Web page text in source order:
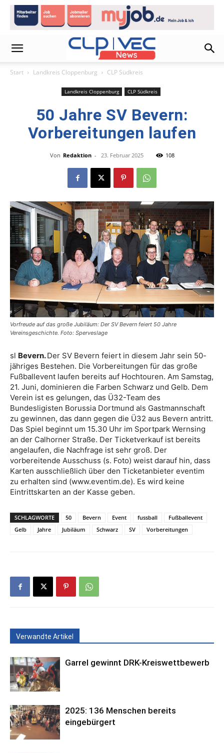
Start Landkreis Cloppenburg CLP Südkreis
Landkreis Cloppenburg CLP Südkreis
50 Jahre SV Bevern:
Vorbereitungen laufen
Von Redaktion - 23. Februar 2025 108
Vorfreude auf das große Jubiläum: Der SV Bevern feiert 50 Jahre
Vereinsgeschichte. Foto: Sperveslage
sl Bevern.Der SV Bevern feiert in diesem Jahr sein 50-
jähriges Bestehen. Die Vorbereitungen für das große
Fußballevent laufen bereits auf Hochtouren. Am Samstag,
21. Juni, dominieren die Farben Schwarz und Gelb. Dem
Verein ist es gelungen, das Ü32-Team des
Bundesligisten Borussia Dortmund als Gastmannschaft
zu gewinnen, das dann gegen die Ü32 aus Bevern antritt.
Das Spiel beginnt um 15.30 Uhr im Sportpark Wernsing
an der Calhorner Straße. Der Ticketverkauf ist bereits
angelaufen, die Nachfrage ist sehr groß. Der
vorbereitende Ausschuss (s. Foto) weist darauf hin, dass
Karten ausschließlich über den Ticketanbieter eventim
zu erhalten sind (www.eventim.de). Es wird keine
Eintrittskarten an der Kasse geben.
SCHLAGWORTE 50 Bevern Event fussball
Fußballevent
Gelb
Jahre Jubiläum Schwarz SV Vorbereitungen
Verwandte Artikel
Garrel gewinnt DRK-Kreiswettbewerb
2025: 136 Menschen bereits
eingebürgert